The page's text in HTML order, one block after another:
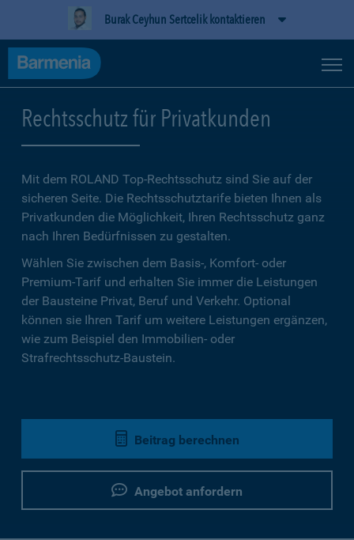
Burak Ceyhun Sertcelik kontaktieren
Rechtsschutz für Privatkunden
Mit dem ROLAND Top-Rechtsschutz sind Sie auf der
sicheren Seite. Die Rechtsschutztarife bieten Ihnen als
Privatkunden die Möglichkeit, Ihren Rechtsschutz ganz
nach Ihren Bedürfnissen zu gestalten.
Wählen Sie zwischen dem Basis-, Komfort- oder
Premium-Tarif und erhalten Sie immer die Leistungen
der Bausteine Privat, Beruf und Verkehr. Optional
können sie Ihren Tarif um weitere Leistungen ergänzen,
wie zum Beispiel den Immobilien- oder
Strafrechtsschutz-Baustein.
Beitrag berechnen
Angebot anfordern